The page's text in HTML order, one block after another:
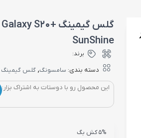
SunShine
برند:
دسته بندی: سامسونگ, گلس گیمینگ
این محصول رو با دوستات به اشتراک بزار:
5% کش بگ